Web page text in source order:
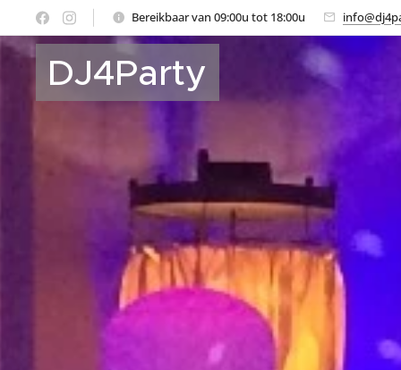
Bereikbaar van 09:00u tot 18:00u
DJ4Party